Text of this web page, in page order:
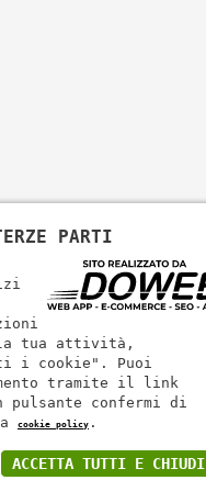
PARTI
tua attività,
i cookie". Puoi
tramite il link
pulsante confermi di
cookie policy .
ACCETTA TUTTI E CHIUDI